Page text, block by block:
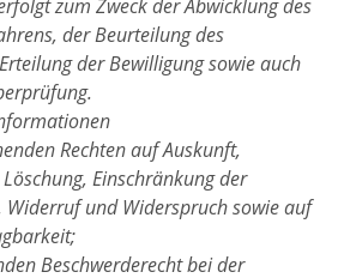
zum Zweck der Abwicklung des
der Beurteilung des
der Bewilligung sowie auch
Rechten auf Auskunft,
Einschränkung der
Widerruf und Widerspruch sowie auf
Beschwerderecht bei der